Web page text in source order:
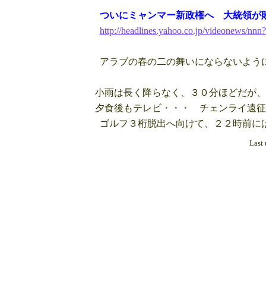
ついにミャンマー新政権へ 大統領が
http://headlines.yahoo.co.jp/videonews/
アラブの春の二の舞いにならないよう
小雨は長く降らなく、３０分ほどだが
夕食後もテレビ・・・ チェンライ遠
ゴルフ３桁脱出へ向けて、２２時前に
Last